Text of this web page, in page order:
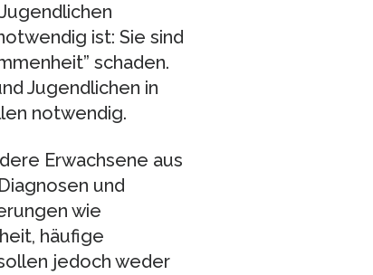
ist: Sie sind
schaden.
Jugendlichen in
notwendig.
Erwachsene aus
und
wie
häufige
jedoch weder